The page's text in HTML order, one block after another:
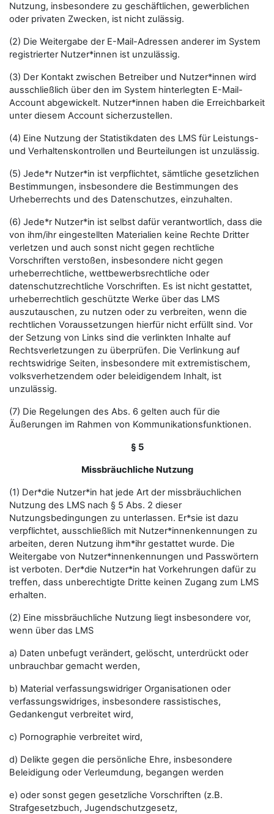
Nutzung, insbesondere zu geschäftlichen, gewerblichen
oder privaten Zwecken, ist nicht zulässig.
(2) Die Weitergabe der E-Mail-Adressen anderer im System
registrierter Nutzer*innen ist unzulässig.
(3) Der Kontakt zwischen Betreiber und Nutzer*innen wird
ausschließlich über den im System hinterlegten E-Mail-
Account abgewickelt. Nutzer*innen haben die Erreichbarkeit
unter diesem Account sicherzustellen.
(4) Eine Nutzung der Statistikdaten des LMS für Leistungs-
und Verhaltenskontrollen und Beurteilungen ist unzulässig.
(5) Jede*r Nutzer*in ist verpflichtet, sämtliche gesetzlichen
Bestimmungen, insbesondere die Bestimmungen des
Urheberrechts und des Datenschutzes, einzuhalten.
(6) Jede*r Nutzer*in ist selbst dafür verantwortlich, dass die
von ihm/ihr eingestellten Materialien keine Rechte Dritter
verletzen und auch sonst nicht gegen rechtliche
Vorschriften verstoßen, insbesondere nicht gegen
urheberrechtliche, wettbewerbsrechtliche oder
datenschutzrechtliche Vorschriften. Es ist nicht gestattet,
urheberrechtlich geschützte Werke über das LMS
auszutauschen, zu nutzen oder zu verbreiten, wenn die
rechtlichen Voraussetzungen hierfür nicht erfüllt sind. Vor
der Setzung von Links sind die verlinkten Inhalte auf
Rechtsverletzungen zu überprüfen. Die Verlinkung auf
rechtswidrige Seiten, insbesondere mit extremistischem,
volksverhetzendem oder beleidigendem Inhalt, ist
unzulässig.
(7) Die Regelungen des Abs. 6 gelten auch für die
Äußerungen im Rahmen von Kommunikationsfunktionen.
§ 5
Missbräuchliche Nutzung
(1) Der*die Nutzer*in hat jede Art der missbräuchlichen
Nutzung des LMS nach § 5 Abs. 2 dieser
Nutzungsbedingungen zu unterlassen. Er*sie ist dazu
verpflichtet, ausschließlich mit Nutzer*innenkennungen zu
arbeiten, deren Nutzung ihm*ihr gestattet wurde. Die
Weitergabe von Nutzer*innenkennungen und Passwörtern
ist verboten. Der*die Nutzer*in hat Vorkehrungen dafür zu
treffen, dass unberechtigte Dritte keinen Zugang zum LMS
erhalten.
(2) Eine missbräuchliche Nutzung liegt insbesondere vor,
wenn über das LMS
a) Daten unbefugt verändert, gelöscht, unterdrückt oder
unbrauchbar gemacht werden,
b) Material verfassungswidriger Organisationen oder
verfassungswidriges, insbesondere rassistisches,
Gedankengut verbreitet wird,
c) Pornographie verbreitet wird,
d) Delikte gegen die persönliche Ehre, insbesondere
Beleidigung oder Verleumdung, begangen werden
e) oder sonst gegen gesetzliche Vorschriften (z.B.
Strafgesetzbuch, Jugendschutzgesetz,